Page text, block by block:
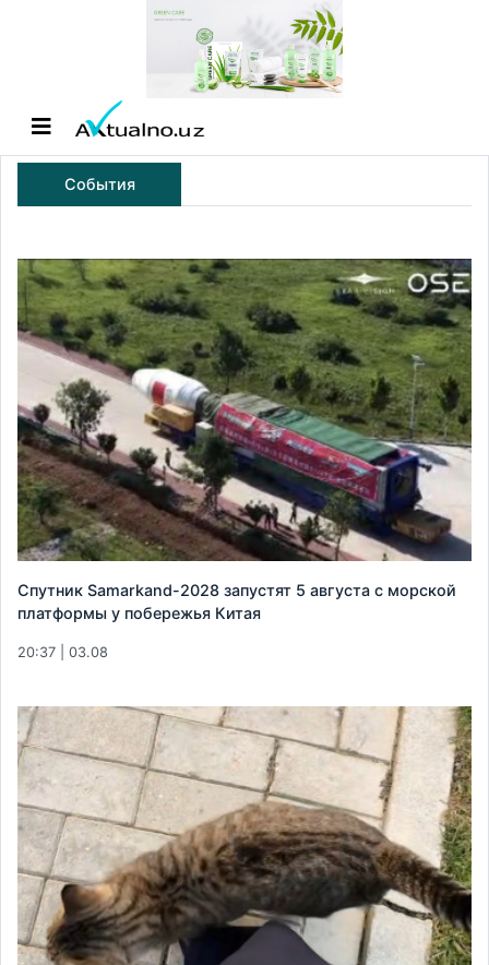
События
Спутник Samarkand-2028 запустят 5 августа с морской
платформы у побережья Китая
20:37 | 03.08